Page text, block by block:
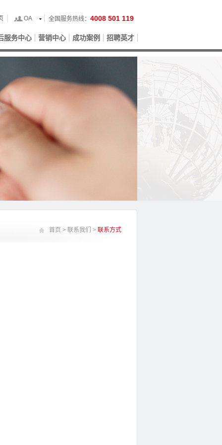
OA 全国服务热线： 4008 501 119
服务中心 营销中心 成功案例 招聘英才
首页 > 联系我们 > 联系方式